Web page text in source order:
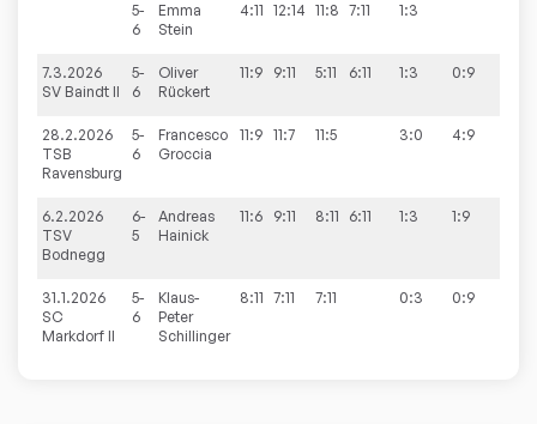
5-
6
Emma
Stein
4:11 12:14 11:8 7:11 1:3
7.3.2026
SV Baindt II
5-
6
Oliver
Rückert
11:9 9:11 5:11 6:11 1:3 0:9
28.2.2026
TSB
Ravensburg
5-
6
Francesco
Groccia
11:9 11:7 11:5 3:0 4:9
6.2.2026
TSV
Bodnegg
6-
5
Andreas
Hainick
11:6 9:11 8:11 6:11 1:3 1:9
31.1.2026
SC
Markdorf II
5-
6
Klaus-
Peter
Schillinger
8:11 7:11 7:11 0:3 0:9